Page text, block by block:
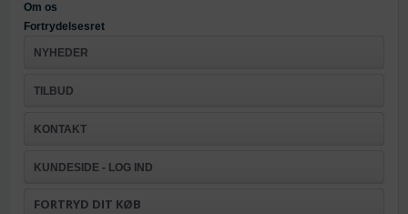
Om os
Fortrydelsesret
NYHEDER
TILBUD
KONTAKT
KUNDESIDE - LOG IND
FORTRYD DIT KØB